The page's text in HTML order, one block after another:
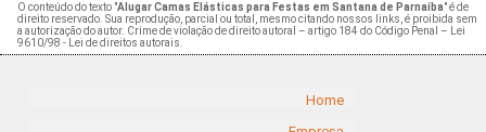
O conteúdo do texto "Alugar Camas Elásticas para Festas em Santana de Parnaíba" é de
direito reservado. Sua reprodução, parcial ou total, mesmo citando nossos links, é proibida sem
a autorização do autor. Crime de violação de direito autoral – artigo 184 do Código Penal –
Lei
9610/98 - Lei de direitos autorais
Home